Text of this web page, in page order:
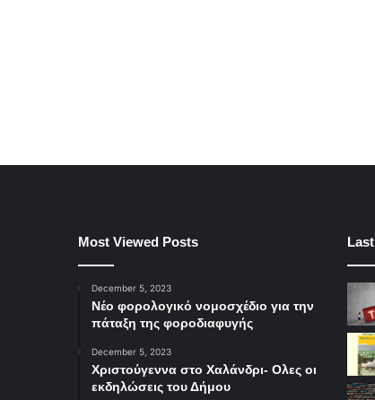
Most Viewed Posts
December 5, 2023
Νέο φορολογικό νομοσχέδιο για την
πάταξη της φοροδιαφυγής
December 5, 2023
Χριστούγεννα στο Χαλάνδρι- Ολες οι
εκδηλώσεις του Δήμου